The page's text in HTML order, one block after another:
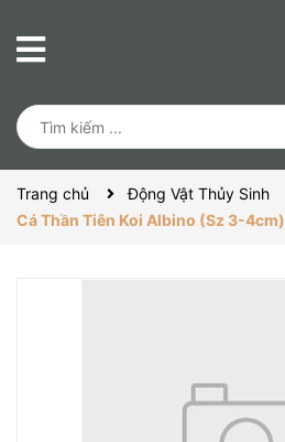
Trang chủ
Động Vật Thủy Sinh
Cá Thần Tiên Koi Albino (Sz 3-4cm)